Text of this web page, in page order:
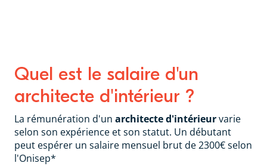
Quel est le salaire d'un
architecte d'intérieur ?
La rémunération d'un architecte d'intérieurvarie
selon son expérience et son statut. Un débutant
peut espérer un salaire mensuel brut de 2300€ selon
l'Onisep*